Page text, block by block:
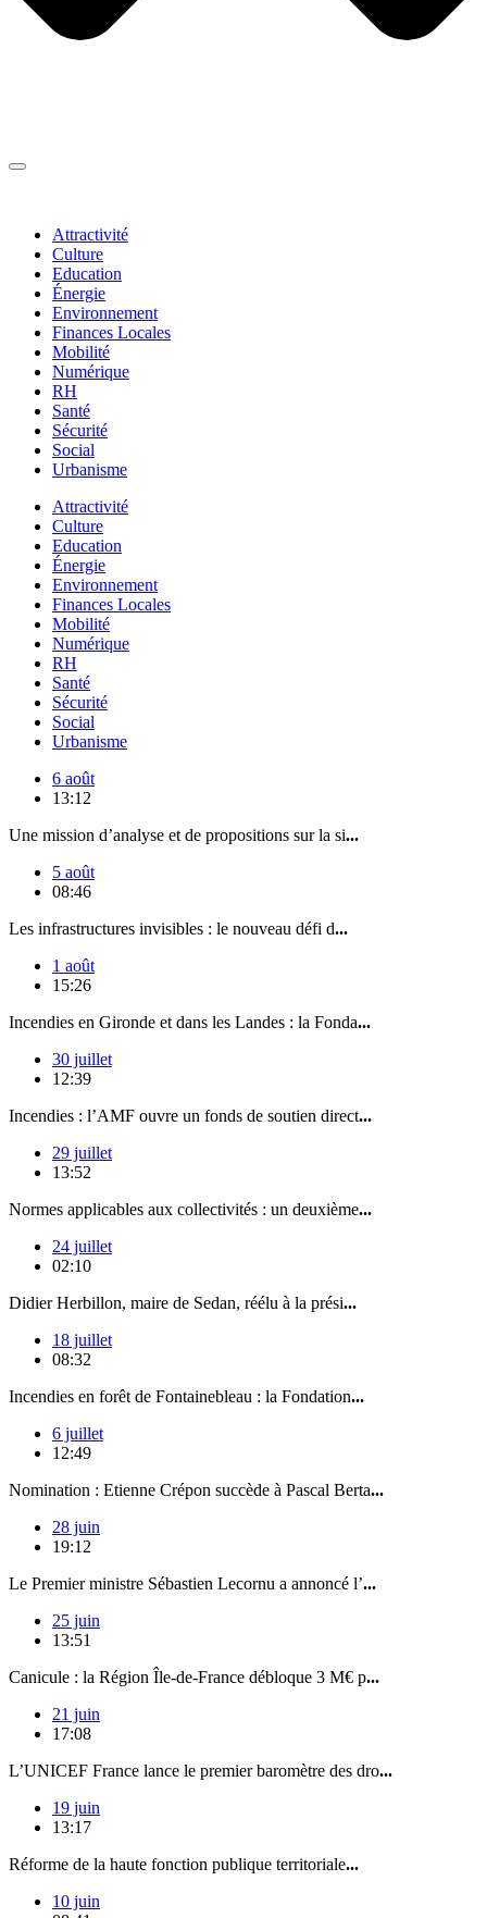
Attractivité
Culture
Education
Énergie
Environnement
Finances Locales
Mobilité
Numérique
RH
Santé
Sécurité
Social
Urbanisme
Attractivité
Culture
Education
Énergie
Environnement
Finances Locales
Mobilité
Numérique
RH
Santé
Sécurité
Social
Urbanisme
6 août
13:12
Une mission d’analyse et de propositions sur la si...
5 août
08:46
Les infrastructures invisibles : le nouveau défi d...
1 août
15:26
Incendies en Gironde et dans les Landes : la Fonda...
30 juillet
12:39
Incendies : l’AMF ouvre un fonds de soutien direct...
29 juillet
13:52
Normes applicables aux collectivités : un deuxième...
24 juillet
02:10
Didier Herbillon, maire de Sedan, réélu à la prési...
18 juillet
08:32
Incendies en forêt de Fontainebleau : la Fondation...
6 juillet
12:49
Nomination : Etienne Crépon succède à Pascal Berta...
28 juin
19:12
Le Premier ministre Sébastien Lecornu a annoncé l’...
25 juin
13:51
Canicule : la Région Île-de-France débloque 3 M€ p...
21 juin
17:08
L’UNICEF France lance le premier baromètre des dro...
19 juin
13:17
Réforme de la haute fonction publique territoriale...
10 juin